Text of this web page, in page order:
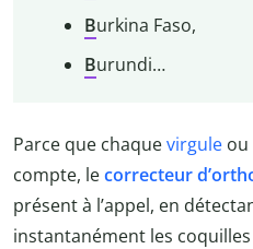
Burkina Faso,
Burundi…
Parce que chaquevirgule ou
compte, lecorrecteur
présent à l’appel, en
instantanément les